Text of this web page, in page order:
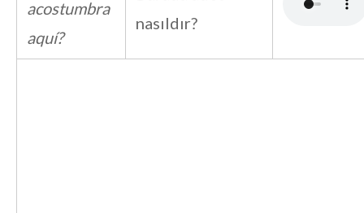
acostumbra
aquí?
nasıldır?